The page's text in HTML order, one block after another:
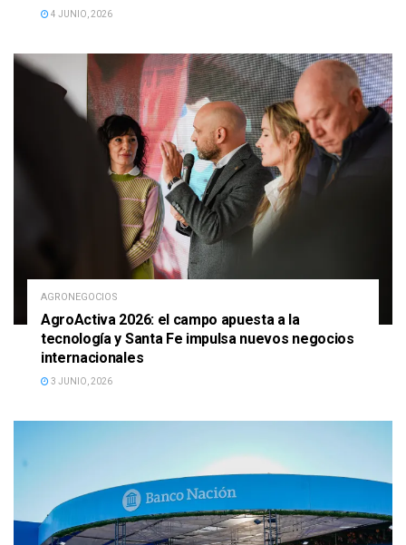
4 JUNIO, 2026
AGRONEGOCIOS
AgroActiva 2026: el campo apuesta a la
tecnología y Santa Fe impulsa nuevos negocios
internacionales
3 JUNIO, 2026